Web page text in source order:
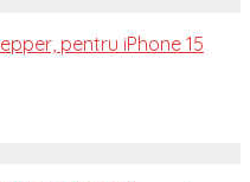
pentru iPhone 15